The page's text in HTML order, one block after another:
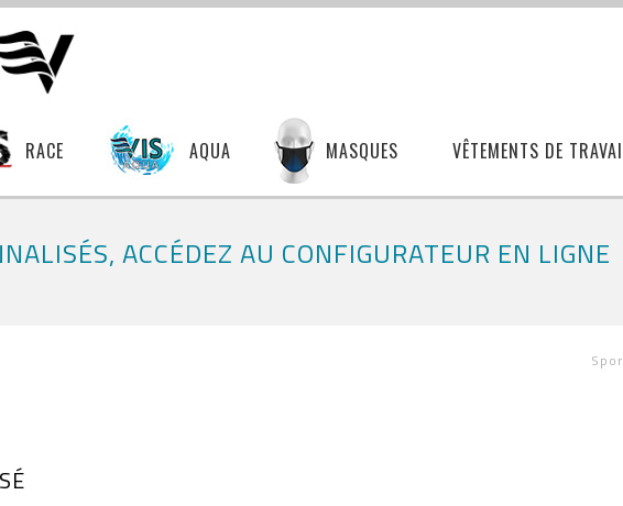
RACE AQUA MASQUES VÊTEMENTS DE
ACCÉDEZ AU CONFIGURATEUR EN LIGNE